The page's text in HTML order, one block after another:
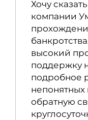
Хочу
компании
высокий
поддержку
подробное
непонятных
обратную